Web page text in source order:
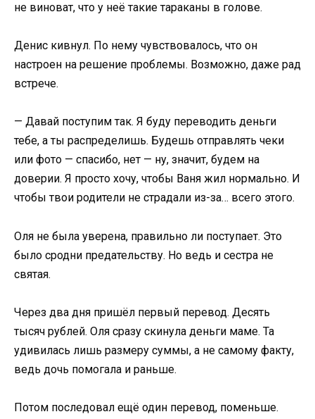
не виноват, что у неё такие тараканы в голове.
Денис кивнул. По нему чувствовалось, что он
настроен на решение проблемы. Возможно, даже рад
встрече.
— Давай поступим так. Я буду переводить деньги
тебе, а ты распределишь. Будешь отправлять чеки
или фото — спасибо, нет — ну, значит, будем на
доверии. Я просто хочу, чтобы Ваня жил нормально. И
чтобы твои родители не страдали из-за… всего этого.
Оля не была уверена, правильно ли поступает. Это
было сродни предательству. Но ведь и сестра не
святая.
Через два дня пришёл первый перевод. Десять
тысяч рублей. Оля сразу скинула деньги маме. Та
удивилась лишь размеру суммы, а не самому факту,
ведь дочь помогала и раньше.
Потом последовал ещё один перевод, поменьше.